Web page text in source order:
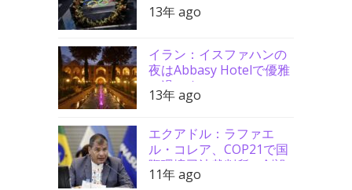
13年 ago
イラン：イスファハンの
夜はAbbasy Hotelで優雅
に過ごす
13年 ago
エクアドル：ラファエ
ル・コレア、COP21で国
際環境司法裁判所の創設
を要請
11年 ago